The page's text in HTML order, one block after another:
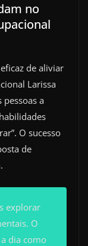
no
de aliviar
Larissa
a
O sucesso
de
explorar
O
dia como